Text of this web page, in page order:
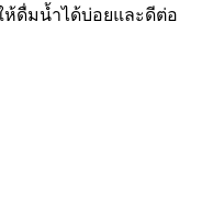
ดื่มน้ำได้บ่อยและดีต่อ